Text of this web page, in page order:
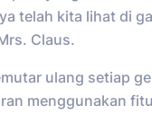
telah kita lihat di
Claus.
ulang setiap
menggunakan